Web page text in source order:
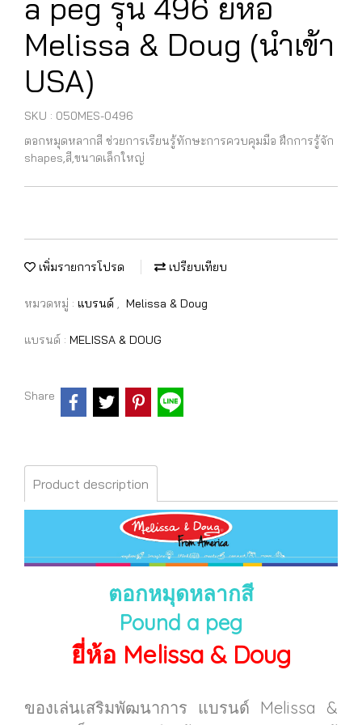
a peg รุ่น 496 ยี่ห้อ
Melissa & Doug (นำเข้า
USA)
SKU : 050MES-0496
ตอกหมุดหลากสี ช่วยการเรียนรู้ทักษะการควบคุมมือ ฝึกการรู้จัก
shapes,สี,ขนาดเล็กใหญ่
เพิ่มรายการโปรด เปรียบเทียบ
หมวดหมู่ : แบรนด์ , Melissa & Doug
แบรนด์ : MELISSA & DOUG
Share
Product description
ตอกหมุดหลากสี
Pound a peg
ยี่ห้อ Melissa & Doug
ของเล่นเสริมพัฒนาการ แบรนด์ Melissa &